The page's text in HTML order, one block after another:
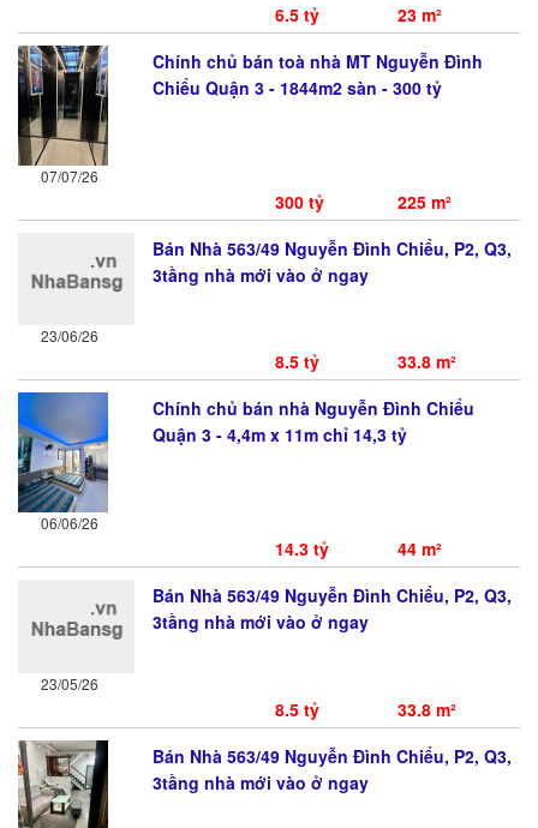
6.5 tỷ 23 m²
07/07/26
Chính chủ bán toà nhà MT Nguyễn Đình
Chiểu Quận 3 - 1844m2 sàn - 300 tỷ
300 tỷ 225 m²
23/06/26
Bán Nhà 563/49 Nguyễn Đình Chiểu, P2, Q3,
3tầng nhà mới vào ở ngay
8.5 tỷ 33.8 m²
06/06/26
Chính chủ bán nhà Nguyễn Đình Chiểu
Quận 3 - 4,4m x 11m chỉ 14,3 tỷ
14.3 tỷ 44 m²
23/05/26
Bán Nhà 563/49 Nguyễn Đình Chiểu, P2, Q3,
3tầng nhà mới vào ở ngay
8.5 tỷ 33.8 m²
Bán Nhà 563/49 Nguyễn Đình Chiểu, P2, Q3,
3tầng nhà mới vào ở ngay